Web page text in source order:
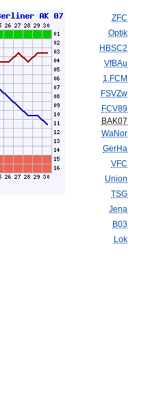
ZFC
Optik
HBSC2
VfBAu
1.FCM
FSVZw
FCV89
BAK07
WaNor
GerHa
VFC
Union
TSG
Jena
B03
Lok